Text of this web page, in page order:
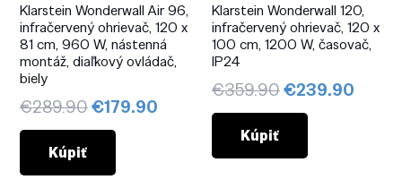
Klarstein Wonderwall Air 96,
infračervený ohrievač, 120 x
81 cm, 960 W, nástenná
montáž, diaľkový ovládač,
biely
€289.90Pôvodná
cena
€289.90.
€179.90
Kúpiť
Klarstein Wonderwall 120,
infračervený ohrievač, 120 x
100 cm, 1200 W, časovač,
IP24
€359.90Pôvodná
cena
€359.90.
€239.90
Kúpiť